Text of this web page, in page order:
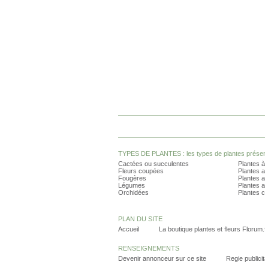
TYPES DE PLANTES : les types de plantes
Cactées ou succulentes
Fleurs coupées
Fougères
Légumes
Orchidées
Plantes
Plantes
Plantes
Plantes
Plantes
PLAN DU SITE
Accueil
La boutique plantes et fleurs
RENSEIGNEMENTS
Devenir annonceur sur ce site
Regie